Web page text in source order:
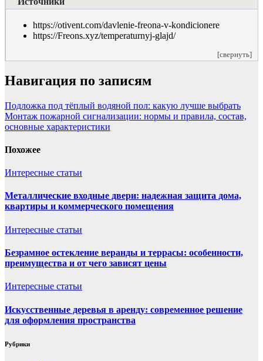
https://otivent.com/davlenie-freona-v-kondicionere
https://Freons.xyz/temperaturnyj-glajd/
[свернуть]
Навигация по записям
Подложка под тёплый водяной пол: какую лучше выбрать
Монтаж пожарной сигнализации: нормы и правила, состав,
основные характеристики
Похожее
Интересные статьи
Металлические входные двери: надежная защита дома,
квартиры и коммерческого помещения
Интересные статьи
Безрамное остекление веранды и террасы: особенности,
преимущества и от чего зависят цены
Интересные статьи
Искусственные деревья в аренду: современное решение
для оформления пространства
Рубрики